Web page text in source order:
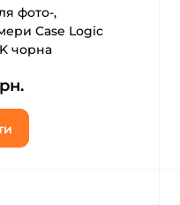
фото-,
Case Logic
чорна